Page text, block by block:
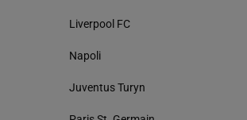
Liverpool FC
Napoli
Juventus Turyn